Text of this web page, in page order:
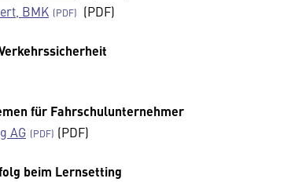
BMK
(PDF)
für Fahrschulunternehmer
AG (PDF)
beim Lernsetting